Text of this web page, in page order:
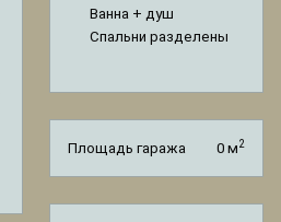
Ванна + душ
Спальни разделены
Площадь гаража 0 м2